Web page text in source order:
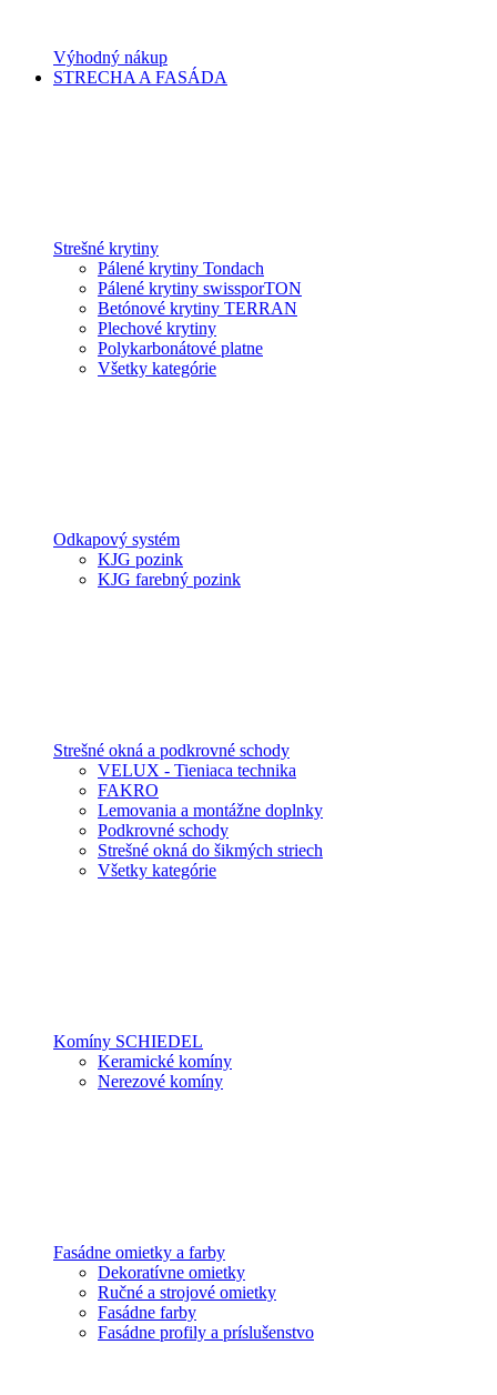
Výhodný nákup
STRECHA A FASÁDA
Strešné krytiny
Pálené krytiny Tondach
Pálené krytiny swissporTON
Betónové krytiny TERRAN
Plechové krytiny
Polykarbonátové platne
Všetky kategórie
Odkapový systém
KJG pozink
KJG farebný pozink
Strešné okná a podkrovné schody
VELUX - Tieniaca technika
FAKRO
Lemovania a montážne doplnky
Podkrovné schody
Strešné okná do šikmých striech
Všetky kategórie
Komíny SCHIEDEL
Keramické komíny
Nerezové komíny
Fasádne omietky a farby
Dekoratívne omietky
Ručné a strojové omietky
Fasádne farby
Fasádne profily a príslušenstvo